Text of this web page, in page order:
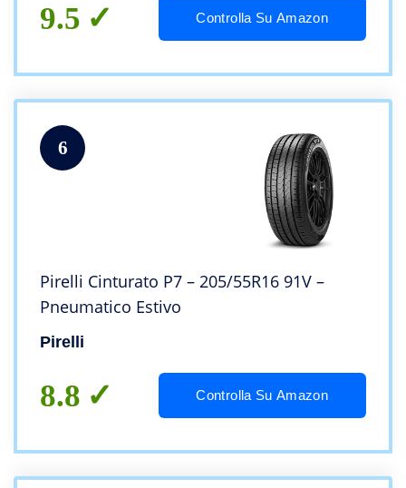
9.5 Controlla Su Amazon
6
Pirelli Cinturato P7 – 205/55R16 91V –
Pneumatico Estivo
Pirelli
8.8 Controlla Su Amazon